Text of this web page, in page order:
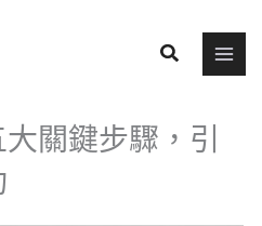
Search
關鍵步驟，引